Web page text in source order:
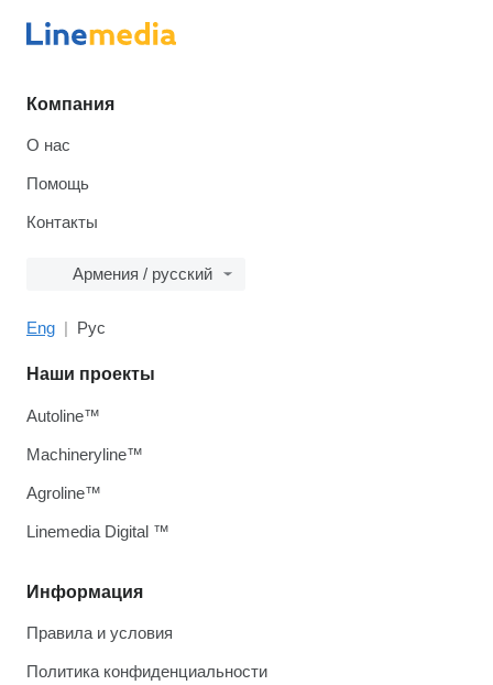
Компания
О нас
Помощь
Контакты
Армения / русский
Eng Рус
Информация
Правила и условия
Политика конфиденциальности
Наши проекты
Autoline™
Machineryline™
Agroline™
Linemedia Digital ™